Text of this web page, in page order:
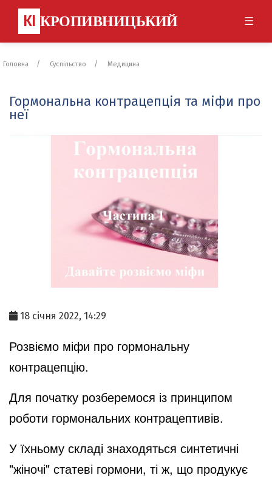
КІ КРОПИВНИЦЬКИЙ ☰
Головна Суспільство Медицина
Гормональна контрацепція та міфи про
неї
18 січня 2022, 14:29
Розвіємо міфи про гормональну
контрацепцію.
Для початку розберемося із принципом
роботи гормональних контрацептивів. ⠀
У їхньому складі знаходяться синтетичні
"жіночі" статеві гормони, ті ж, що продукує